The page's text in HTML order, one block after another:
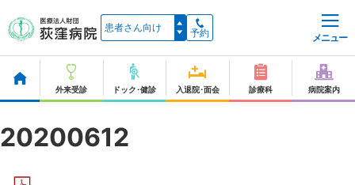
予約 メニュー
外来受診 ドック･健診 入退院･面会 診療科 病院案内
20200612